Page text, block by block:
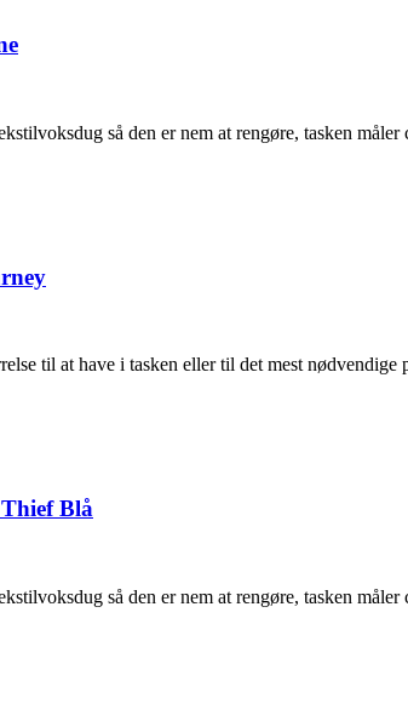
så den er nem at rengøre, tasken måler
til at have i tasken eller til det mest
Blå
så den er nem at rengøre, tasken måler